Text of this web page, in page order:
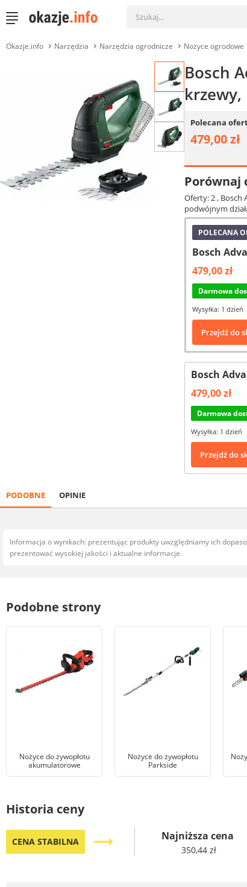
Okazje.info Narzędzia Narzędzia ogrodnicze Nożyce ogrodowe
Bosch
krzewy,
Polecana
479,00 zł
Porównaj
Oferty: 2, Bosch
podwójnym
POLECANA
Bosch
479,00 zł
Darmowa
Wysyłka: 1 dzień
Przejdź do
Bosch
479,00 zł
Darmowa
Wysyłka: 1 dzień
Przejdź do
PODOBNE OPINIE
Informacja o wynikach: prezentując produkty uwzględniamy ich
prezentować wysokiej jakości i aktualne informacje.
Podobne strony
Nożyce do żywopłotu
akumulatorowe
Nożyce do żywopłotu
Parkside
Historia ceny
CENA STABILNA trending_flat Najniższa cena
350,44 zł